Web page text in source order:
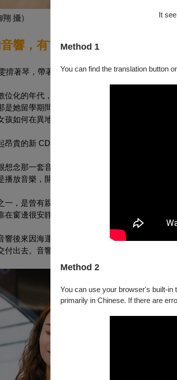
It
Method 1
You can find the translation button
Method 2
You can use your browser's built-in
primarily in Chinese. If there are
攝）
響，有首歌陪她思鄉
揹著琴，帶著一箱滿載鄉愁的CD，獨自遠赴維也
位化的年代，音樂院的同儕討論的是版本與技法
是她留學期間的財產，或許梁茜雯更傾向這麼
孩如何在異地倔強長大的故事。
昂貴的新 CD，她就向朋友借，以卡帶錄製的方式
想念那一套音響。」梁茜雯說，她的想念經常伴
播放音樂，開啟摩卡壺，讓聲音交織其間。
一，是曾有親戚送她一張江蕙的專輯，梁茜雯後
在窗邊很安靜地哭。」在德語環境的剛硬與古典
響後來因海運困難而不得不割捨，找到了信得過
付出去。音響離開，可是那時候聽過的音樂，好